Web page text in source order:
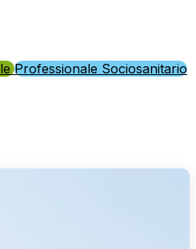
Professionale Sociosanitario